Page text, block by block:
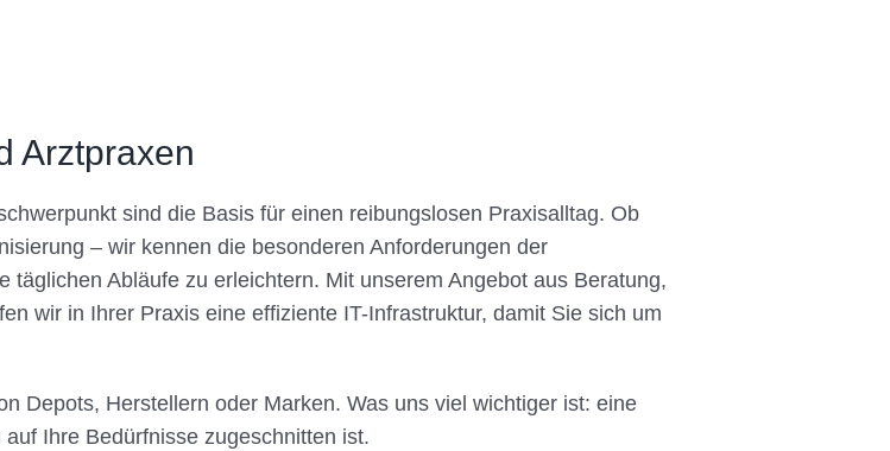
Arztpraxen
sind die Basis für einen reibungslosen Praxisalltag. Ob
– wir kennen die besonderen Anforderungen der
Abläufe zu erleichtern. Mit unserem Angebot aus Beratung,
wir in Ihrer Praxis eine effiziente IT-Infrastruktur, damit Sie sich um
Depots, Herstellern oder Marken. Was uns viel wichtiger ist: eine
Ihre Bedürfnisse zugeschnitten ist.